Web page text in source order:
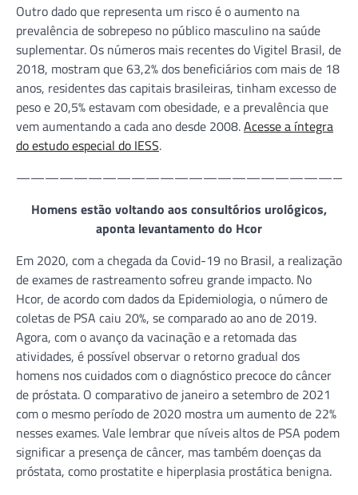
Outro dado que representa um risco é o aumento na
prevalência de sobrepeso no público masculino na saúde
suplementar. Os números mais recentes do Vigitel Brasil, de
2018, mostram que 63,2% dos beneficiários com mais de 18
anos, residentes das capitais brasileiras, tinham excesso de
peso e 20,5% estavam com obesidade, e a prevalência que
vem aumentando a cada ano desde 2008.Acesse a íntegra
do estudo especial do IESS.
Homens estão voltando aos consultórios urológicos,
aponta levantamento do Hcor
Em 2020, com a chegada da Covid-19 no Brasil, a realização
de exames de rastreamento sofreu grande impacto. No
Hcor, de acordo com dados da Epidemiologia, o número de
coletas de PSA caiu 20%, se comparado ao ano de 2019.
Agora, com o avanço da vacinação e a retomada das
atividades, é possível observar o retorno gradual dos
homens nos cuidados com o diagnóstico precoce do câncer
de próstata. O comparativo de janeiro a setembro de 2021
com o mesmo período de 2020 mostra um aumento de 22%
nesses exames. Vale lembrar que níveis altos de PSA podem
significar a presença de câncer, mas também doenças da
próstata, como prostatite e hiperplasia prostática benigna.